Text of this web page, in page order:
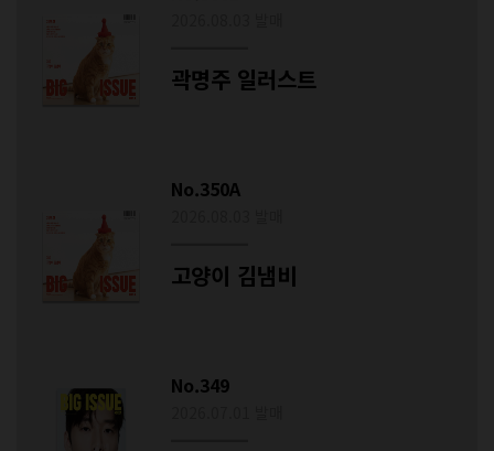
곽명주 일러스트
No.350A
고양이 김냄비
No.349